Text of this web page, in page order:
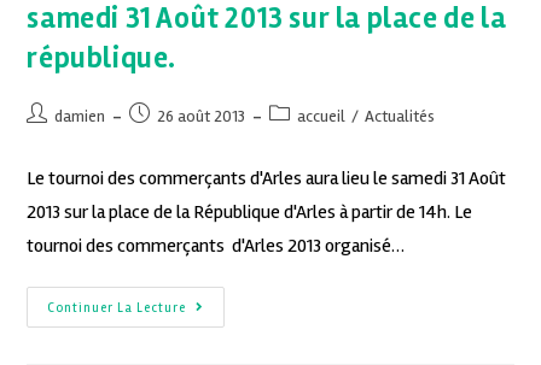
samedi 31 Août 2013 sur la place de la
république.
damien 26 août 2013 accueil / Actualités
Le tournoi des commerçants d'Arles aura lieu le samedi 31 Août
2013 sur la place de la République d'Arles à partir de 14h. Le
tournoi des commerçants d'Arles 2013 organisé…
Continuer La Lecture